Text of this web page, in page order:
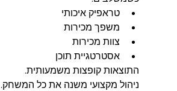
טראפיק איכותי
משפך מכירות
צוות מכירות
אסטרטגיית תוכן
התוצאות קופצות משמעותית.
ניהול מקצועי משנה את כל המשחק.